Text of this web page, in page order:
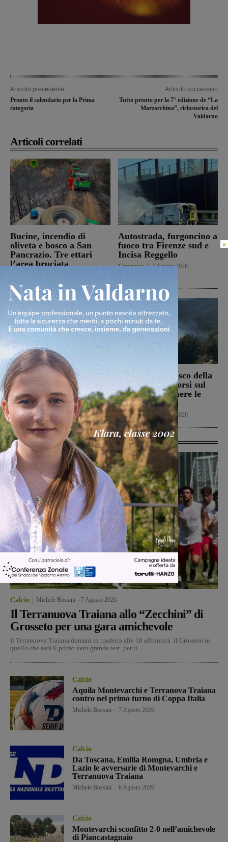
Articolo precedente
Pronto il calendario per la Prima
categoria
Articolo successivo
Tutto pronto per la 7° edizione de “La
Marzocchina”, ciclostorica del
Valdarno
Articoli correlati
Bucine, incendio di
oliveta e bosco a San
Pancrazio. Tre ettari
l’area bruciata
Autostrada, furgoncino a
fuoco tra Firenze sud e
Incisa Reggello
Cronaca 7 Agosto 2026
Il Terranuova Traiana
allo “Zecchini” di
Grosseto per una gara
amichevole
Calcio 7 Agosto 2026
Incendio nel bosco della
Trappola. Soccorsi sul
posto per spegnere le
fiamme
Cronaca 7 Agosto 2026
Ultime Calcio
Calcio Michele Bossini 7 Agosto 2026
Il Terranuova Traiana allo “Zecchini” di
Grosseto per una gara amichevole
Il Terranuova Traiana domani in trasferta alle 18 affronterà il Grosseto in
quello che sarà il primo vero grande test per ii...
Calcio
Aquila Montevarchi e Terranova Traiana
contro nel primo turno di Coppa Italia
Michele Bossini 7 Agosto 2026
Calcio
Da Toscana, Emilia Romgna, Umbria e
Lazio le avversarie di Montevarchi e
Terranuova Traiana
Michele Bossini 6 Agosto 2026
Calcio
Montevarchi sconfitto 2-0 nell’amichevole
di Piancastagnaio
×